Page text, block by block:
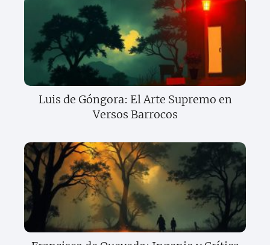
Luis de Góngora: El Arte Supremo en
Versos Barrocos